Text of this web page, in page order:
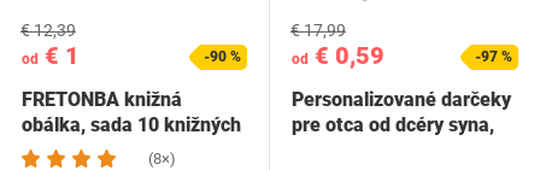
od € 1
€ 12,39
-90 %
FRETONBA knižná
obálka, sada 10 knižných
dosiek, priehľadné…
(8×)
od € 0,59
€ 17,99
-97 %
Personalizované darčeky
pre otca od dcéry syna,